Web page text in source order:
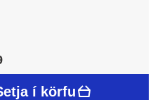
í körfu